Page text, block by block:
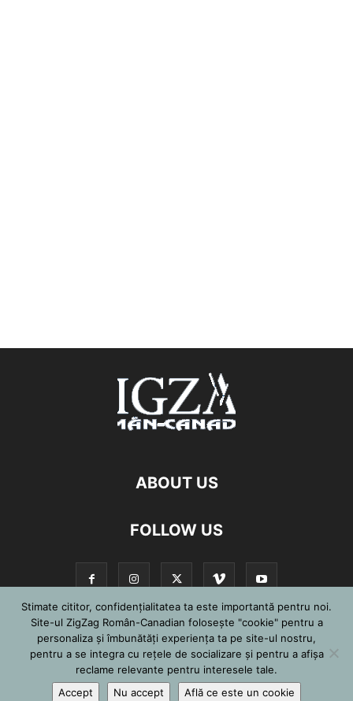
ABOUT US
FOLLOW US
©
Stimate cititor, confidențialitatea ta este importantă pentru noi.
Site-ul ZigZag Român-Canadian folosește "cookie" pentru a
personaliza și îmbunătăți experiența ta pe site-ul nostru,
pentru a se integra cu reţele de socializare şi pentru a afişa
reclame relevante pentru interesele tale.
Accept
Nu accept Află ce este un cookie